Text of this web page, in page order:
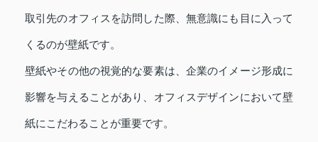
取引先のオフィスを訪問した際、無意識にも目に入って
くるのが壁紙です。
壁紙やその他の視覚的な要素は、企業のイメージ形成に
影響を与えることがあり、オフィスデザインにおいて壁
紙にこだわることが重要です。